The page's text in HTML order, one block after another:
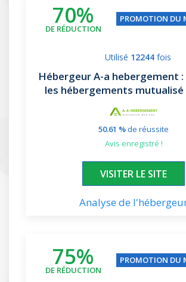
70%
DE RÉDUCTION
PROMOTION DU
Utilisé 12244 fois
Hébergeur A-a hebergement
les hébergements mutualisé
50.61 %de réussite
avis enregistré !
XXXXXX
VISITER LE SITE
Analyse de
75%
DE RÉDUCTION
PROMOTION DU